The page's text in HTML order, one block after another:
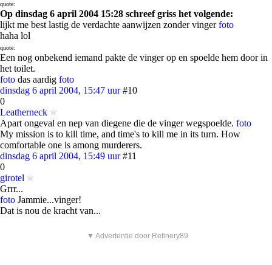
quote:
Op dinsdag 6 april 2004 15:28 schreef griss het volgende:
lijkt me best lastig de verdachte aanwijzen zonder vingerfoto
haha lol
quote:
Een nog onbekend iemand pakte de vinger op en spoelde hem door in
het toilet.
foto das aardig foto
dinsdag 6 april 2004, 15:47 uur #10
0
Leatherneck
Apart ongeval en nep van diegene die de vinger wegspoelde. foto
My mission is to kill time, and time's to kill me in its turn. How
comfortable one is among murderers.
dinsdag 6 april 2004, 15:49 uur #11
0
girotel
Grrr...
foto Jammie...vinger!
Dat is nou de kracht van...
▼ Advertentie door Refinery89